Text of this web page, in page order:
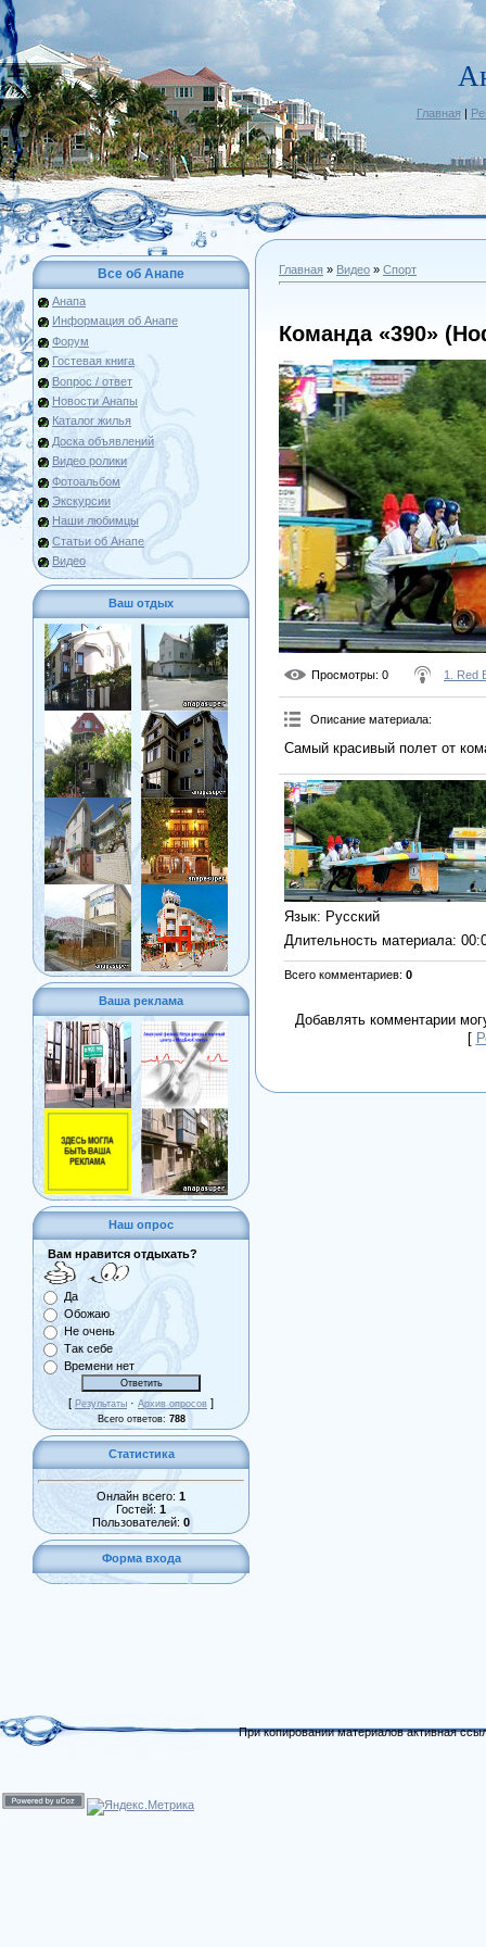
Главная |
Все об Анапе
Анапа
Информация об Анапе
Форум
Гостевая книга
Вопрос / ответ
Новости Анапы
Каталог жилья
Доска объявлений
Видео ролики
Фотоальбом
Экскурсии
Наши любимцы
Статьи об Анапе
Видео
Ваш отдых
Ваша реклама
Наш опрос
Вам нравится отдыхать?
Да
Обожаю
Не очень
Так себе
Времени нет
[ Результаты · Архив опросов ]
Всего ответов: 788
Статистика
Онлайн всего: 1
Гостей: 1
Пользователей: 0
Форма входа
Главная » Видео » Спорт
Команда «390»
Просмотры: 0 1. Red
Описание материала:
Самый красивый полет от
Язык: Русский
Длительность материала:
Всего комментариев: 0
Добавлять комментарии
[
При копировании материалов активная